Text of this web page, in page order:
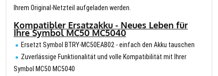
Ihrem Original-Netzteil aufgeladen werden.
Kompatibler Ersatzakku - Neues Leben für
Ihre Symbol MC50 MC5040
Ersetzt Symbol BTRY-MC50EAB02 - einfach den Akku tauschen
Zuverlässige Funktionalität und volle Kompatibilität mit Ihrer
Symbol MC50 MC5040